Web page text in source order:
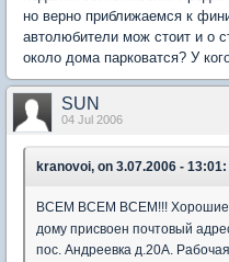
но верно приближаемся к
автолюбители мож стоит и о
около дома парковатся? У
SUN
04 Jul 2006
kranovoi, on 3.07.2006 - 13:01:
ВСЕМ ВСЕМ ВСЕМ!!! Хорошие
дому присвоен почтовый
пос. Андреевка д.20А.